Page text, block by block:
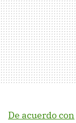
De acuerdo con